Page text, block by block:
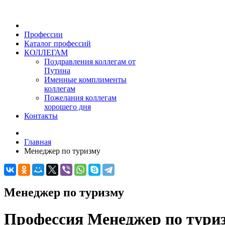
Профессии
Каталог профессий
КОЛЛЕГАМ
Поздравления коллегам от
Путина
Именные комплименты
коллегам
Пожелания коллегам
хорошего дня
Контакты
Главная
Менеджер по туризму
Менеджер по туризму
Профессия Менеджер по